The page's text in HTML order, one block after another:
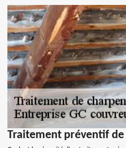
Traitement préventif